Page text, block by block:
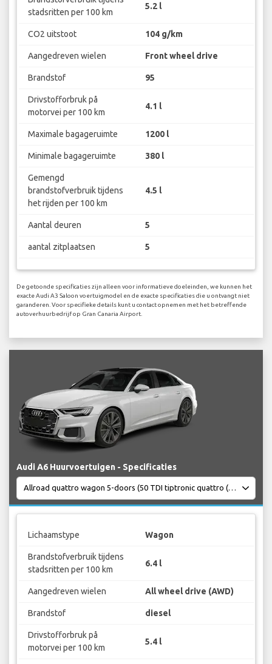
stadsritten per 100 km
5.2 l
CO2 uitstoot 104 g/km
Aangedreven wielen Front wheel drive
Brandstof 95
Drivstofforbruk på
motorvei per 100 km
4.1 l
Maximale bagageruimte 1200 l
Minimale bagageruimte 380 l
Gemengd
brandstofverbruik tijdens
het rijden per 100 km
4.5 l
Aantal deuren 5
aantal zitplaatsen 5
De getoonde specificaties zijn alleen voor informatieve doeleinden, we kunnen het
exacte Audi A3 Saloon voertuigmodel en de exacte specificaties die u ontvangt niet
garanderen. Voor specifieke details kunt u contact opnemen met het betreffende
autoverhuurbedrijf op Gran Canaria Airport.
Audi A6 Huurvoertuigen - Specificaties
Lichaamstype Wagon
Brandstofverbruik tijdens
stadsritten per 100 km
6.4 l
Aangedreven wielen All wheel drive (AWD)
Brandstof diesel
Drivstofforbruk på
motorvei per 100 km
5.4 l